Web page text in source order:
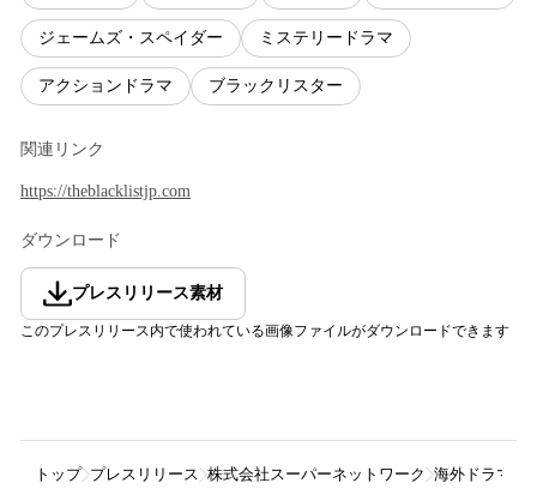
ジェームズ・スペイダー ミステリードラマ
アクションドラマ ブラックリスター
関連リンク
https://theblacklistjp.com
ダウンロード
プレスリリース素材
このプレスリリース内で使われている画像ファイルがダウンロードできます
トップ プレスリリース 株式会社スーパーネットワーク 海外ドラマ「